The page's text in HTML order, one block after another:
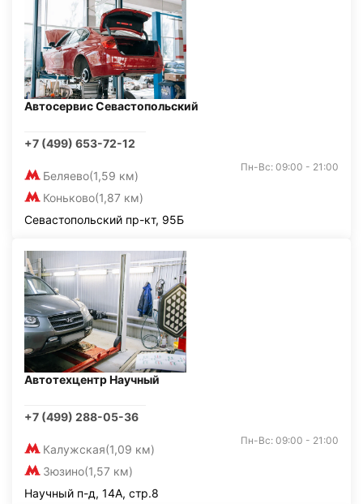
Автосервис Севастопольский
+7 (499) 653-72-12
Беляево(1,59 км)
Коньково(1,87 км)
Пн-Вс: 09:00 - 21:00
Севастопольский пр-кт, 95Б
Автотехцентр Научный
+7 (499) 288-05-36
Калужская(1,09 км)
Зюзино(1,57 км)
Пн-Вс: 09:00 - 21:00
Научный п-д, 14А, стр.8